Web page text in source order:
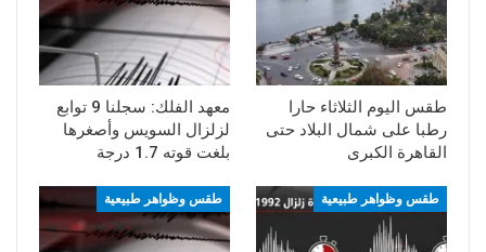
طقس اليوم الثلاثاء حارا
رطبا على شمال البلاد حتى
القاهرة الكبرى
معهد الفلك: سجلنا 9 توابع
لزلزال السويس وأصغرها
بلغت قوته 1.7 درجة
طقس وظواهر طبيعية طقس وظواهر طبيعية